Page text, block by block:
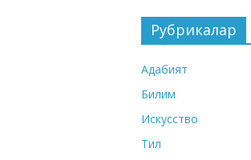
Рубрикалар
Адабият
Билим
Искусство
Тил